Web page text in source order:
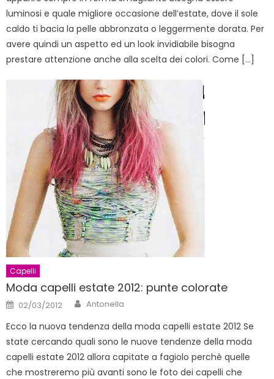
luminosi e quale migliore occasione dell’estate, dove il sole
caldo ti bacia la pelle abbronzata o leggermente dorata. Per
avere quindi un aspetto ed un look invidiabile bisogna
prestare attenzione anche alla scelta dei colori. Come […]
Capelli
Moda capelli estate 2012: punte colorate
Posted
on
02/03/2012 Author
Antonella
Ecco la nuova tendenza della moda capelli estate 2012 Se
state cercando quali sono le nuove tendenze della moda
capelli estate 2012 allora capitate a fagiolo perchè quelle
che mostreremo più avanti sono le foto dei capelli che